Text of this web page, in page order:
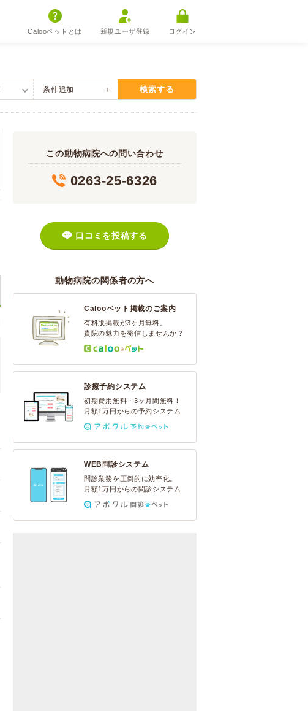
Calooペットとは 新規ユーザ登録 ログイン
条件追加 検索する
この動物病院への問い合わせ
0263-25-6326
口コミを投稿する
動物病院の関係者の方へ
Calooペット掲載のご案内
有料版掲載が3ヶ月無料。
貴院の魅力を発信しませんか？
診療予約システム
初期費用無料・3ヶ月間無料！
月額1万円からの予約システム
WEB問診システム
問診業務を圧倒的に効率化。
月額1万円からの問診システム